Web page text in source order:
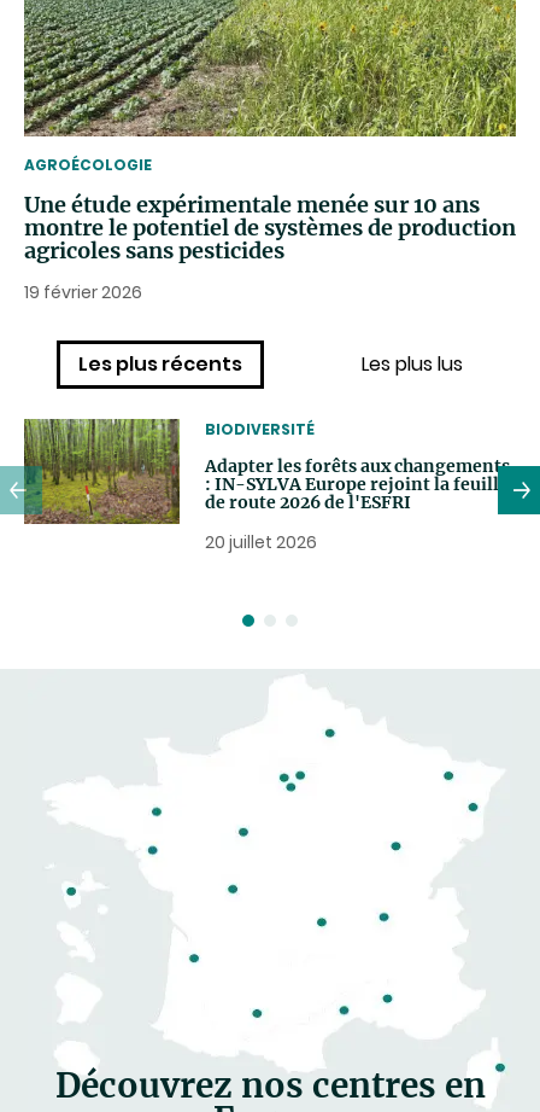
THEMATIC
AGROÉCOLOGIE
Une étude expérimentale menée sur 10 ans
montre le potentiel de systèmes de production
agricoles sans pesticides
19 février 2026
Les plus récents Les plus lus
THEMATIC
BIODIVERSITÉ
Adapter les forêts aux changements
: IN-SYLVA Europe rejoint la feuille
de route 2026 de l'ESFRI
20 juillet 2026
Découvrez nos centres en